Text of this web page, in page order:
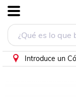
Introduce un
Balatas Traseras